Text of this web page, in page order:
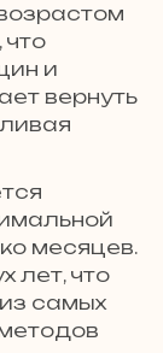
и
вернуть
месяцев.
лет, что
самых